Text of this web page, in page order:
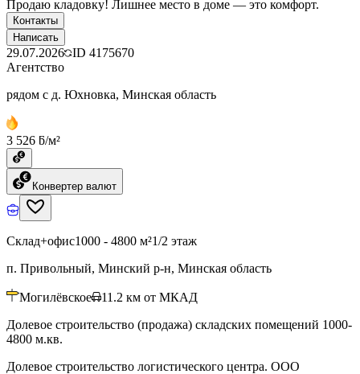
Продаю кладовку! Лишнее место в доме — это комфорт.
Контакты
Написать
29.07.2026 ID 4175670
Агентство
рядом с д. Юхновка, Минская область
3 526 ƃ/м²
Конвертер валют
Склад+офис1000 - 4800 м²1/2 этаж
п. Привольный, Минский р-н, Минская область
Могилёвское 11.2 км от МКАД
Долевое строительство (продажа) складских помещений 1000-
4800 м.кв.
Долевое строительство логистического центра. ООО